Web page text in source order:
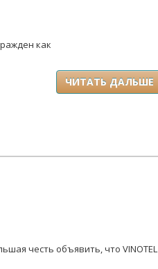
как
ЧИТАТЬ ДАЛЬШЕ
честь объявить, что VINOTEL